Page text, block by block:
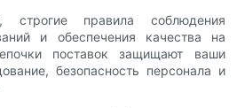
строгие правила соблюдения
и обеспечения качества на
поставок защищают ваши
безопасность персонала и